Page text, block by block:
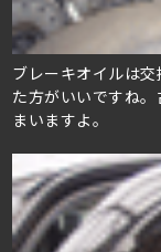
ブレーキオイルは
た方がいいですね
まいますよ。